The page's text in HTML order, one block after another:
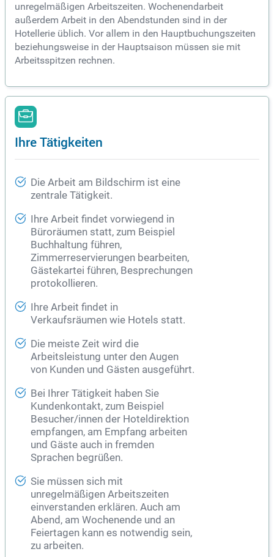
unregelmäßigen Arbeitszeiten. Wochenendarbeit
außerdem Arbeit in den Abendstunden sind in der
Hotellerie üblich. Vor allem in den Hauptbuchungszeiten
beziehungsweise in der Hauptsaison müssen sie mit
Arbeitsspitzen rechnen.
Ihre Tätigkeiten
Die Arbeit am Bildschirm ist eine
zentrale Tätigkeit.
Ihre Arbeit findet vorwiegend in
Büroräumen statt, zum Beispiel
Buchhaltung führen,
Zimmerreservierungen bearbeiten,
Gästekartei führen, Besprechungen
protokollieren.
Ihre Arbeit findet in
Verkaufsräumen wie Hotels statt.
Die meiste Zeit wird die
Arbeitsleistung unter den Augen
von Kunden und Gästen ausgeführt.
Bei Ihrer Tätigkeit haben Sie
Kundenkontakt, zum Beispiel
Besucher/innen der Hoteldirektion
empfangen, am Empfang arbeiten
und Gäste auch in fremden
Sprachen begrüßen.
Sie müssen sich mit
unregelmäßigen Arbeitszeiten
einverstanden erklären. Auch am
Abend, am Wochenende und an
Feiertagen kann es notwendig sein,
zu arbeiten.